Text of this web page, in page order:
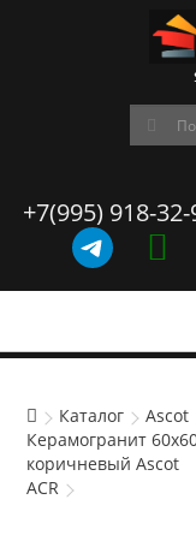
+7(995) 918-
Каталог Ascot
Керамогранит
коричневый Ascot
ACR